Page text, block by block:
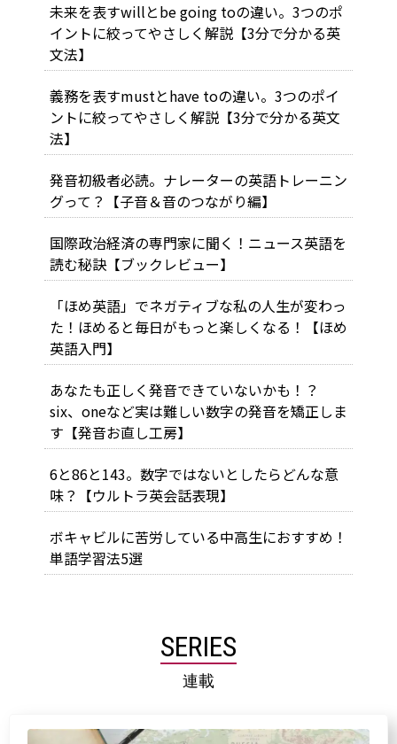
未来を表すwillとbe going toの違い。3つのポ
イントに絞ってやさしく解説【3分で分かる英
文法】
義務を表すmustとhave toの違い。3つのポイ
ントに絞ってやさしく解説【3分で分かる英文
法】
発音初級者必読。ナレーターの英語トレーニン
グって？【子音＆音のつながり編】
国際政治経済の専門家に聞く！ニュース英語を
読む秘訣【ブックレビュー】
「ほめ英語」でネガティブな私の人生が変わっ
た！ほめると毎日がもっと楽しくなる！【ほめ
英語入門】
あなたも正しく発音できていないかも！？
six、oneなど実は難しい数字の発音を矯正しま
す【発音お直し工房】
6と86と143。数字ではないとしたらどんな意
味？【ウルトラ英会話表現】
ボキャビルに苦労している中高生におすすめ！
単語学習法5選
SERIES
連載